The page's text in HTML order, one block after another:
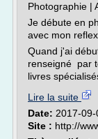
Photographie |
Je débute en
avec mon
Quand j'ai
renseigné par
livres
Lire la suite
Date: 2017-
Site : http://